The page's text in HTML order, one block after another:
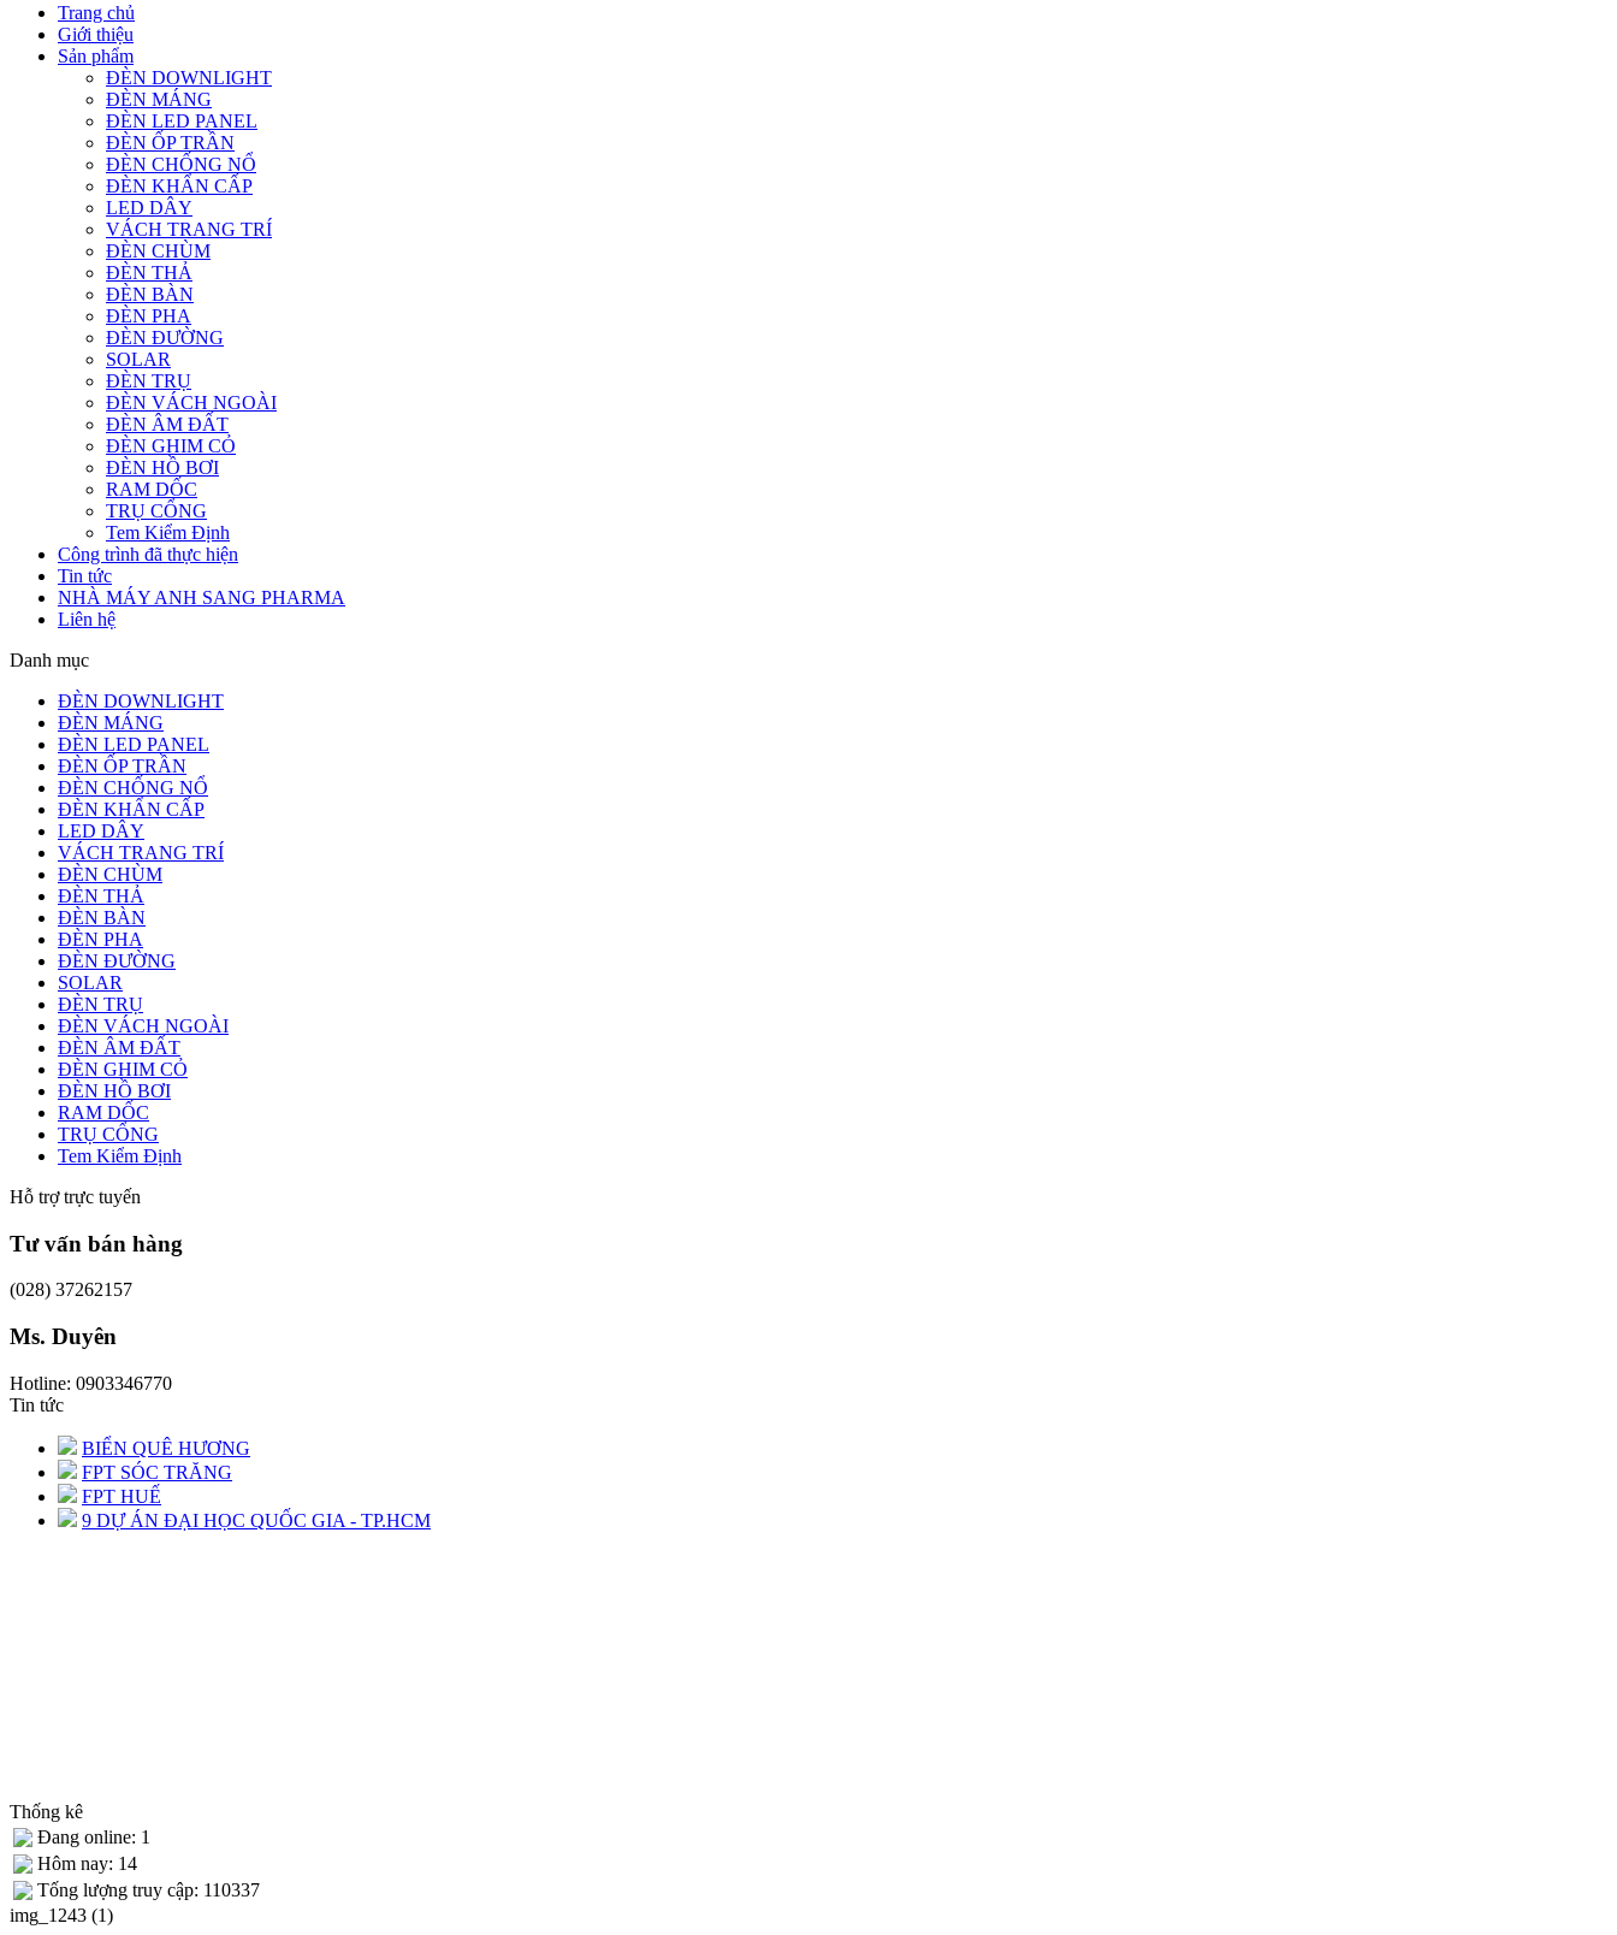
Trang chủ
Giới thiệu
Sản phẩm
ĐÈN DOWNLIGHT
ĐÈN MÁNG
ĐÈN LED PANEL
ĐÈN ỐP TRẦN
ĐÈN CHỐNG NỔ
ĐÈN KHẨN CẤP
LED DÂY
VÁCH TRANG TRÍ
ĐÈN CHÙM
ĐÈN THẢ
ĐÈN BÀN
ĐÈN PHA
ĐÈN ĐƯỜNG
SOLAR
ĐÈN TRỤ
ĐÈN VÁCH NGOÀI
ĐÈN ÂM ĐẤT
ĐÈN GHIM CỎ
ĐÈN HỒ BƠI
RAM DỐC
TRỤ CỔNG
Tem Kiểm Định
Công trình đã thực hiện
Tin tức
NHÀ MÁY ANH SANG PHARMA
Liên hệ
Danh mục
ĐÈN DOWNLIGHT
ĐÈN MÁNG
ĐÈN LED PANEL
ĐÈN ỐP TRẦN
ĐÈN CHỐNG NỔ
ĐÈN KHẨN CẤP
LED DÂY
VÁCH TRANG TRÍ
ĐÈN CHÙM
ĐÈN THẢ
ĐÈN BÀN
ĐÈN PHA
ĐÈN ĐƯỜNG
SOLAR
ĐÈN TRỤ
ĐÈN VÁCH NGOÀI
ĐÈN ÂM ĐẤT
ĐÈN GHIM CỎ
ĐÈN HỒ BƠI
RAM DỐC
TRỤ CỔNG
Tem Kiểm Định
Hỗ trợ trực tuyến
Tư vấn bán hàng
(028) 37262157
Ms. Duyên
Hotline: 0903346770
Tin tức
BIỂN QUÊ HƯƠNG
FPT SÓC TRĂNG
FPT HUẾ
9 DỰ ÁN ĐẠI HỌC QUỐC GIA - TP.HCM
Thống kê
Đang online: 1
Hôm nay: 14
Tống lượng truy cập: 110337
img_1243 (1)